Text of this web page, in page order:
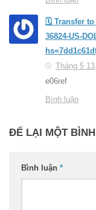
🗓 Transfer to
36824-US-
Tháng 5
e06ref
Bình luận
ĐỂ LẠI MỘT
Bình luận *